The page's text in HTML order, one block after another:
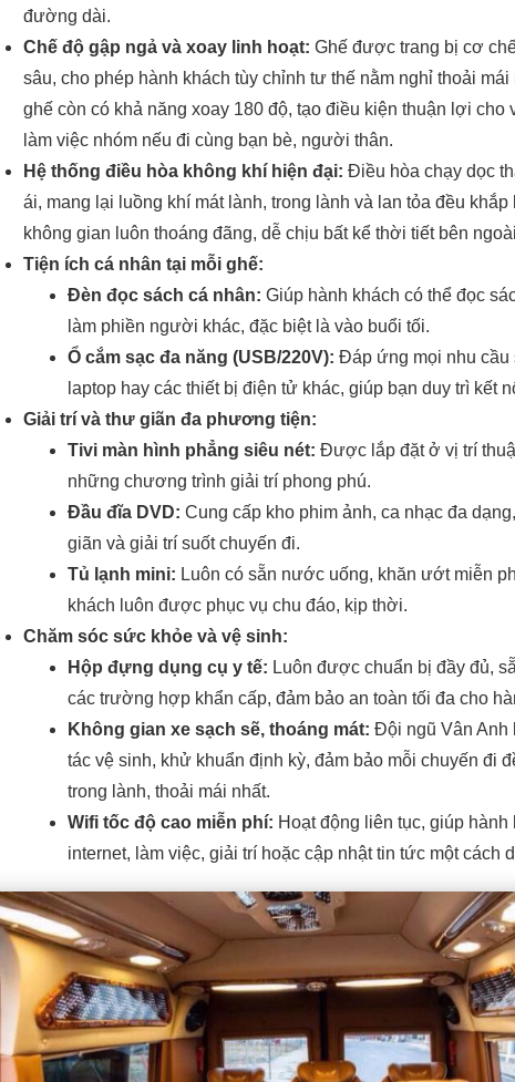
đường dài.
Chế độ gập ngả và xoay linh hoạt: Ghế được trang bị cơ
sâu, cho phép hành khách tùy chỉnh tư thế nằm nghỉ thoải
ghế còn có khả năng xoay 180 độ, tạo điều kiện thuận lợi cho
làm việc nhóm nếu đi cùng bạn bè, người thân.
Hệ thống điều hòa không khí hiện đại: Điều hòa chạy dọc
ái, mang lại luồng khí mát lành, trong lành và lan tỏa đều khắp
không gian luôn thoáng đãng, dễ chịu bất kể thời tiết bên
Tiện ích cá nhân tại mỗi ghế:
Đèn đọc sách cá nhân: Giúp hành khách có thể đọc
làm phiền người khác, đặc biệt là vào buổi tối.
Ổ cắm sạc đa năng (USB/220V): Đáp ứng mọi nhu cầu
laptop hay các thiết bị điện tử khác, giúp bạn duy trì kết
Giải trí và thư giãn đa phương tiện:
Tivi màn hình phẳng siêu nét: Được lắp đặt ở vị trí
những chương trình giải trí phong phú.
Đầu đĩa DVD: Cung cấp kho phim ảnh, ca nhạc đa
giãn và giải trí suốt chuyến đi.
Tủ lạnh mini: Luôn có sẵn nước uống, khăn ướt miễn
khách luôn được phục vụ chu đáo, kịp thời.
Chăm sóc sức khỏe và vệ sinh:
Hộp đựng dụng cụ y tế: Luôn được chuẩn bị đầy đủ,
các trường hợp khẩn cấp, đảm bảo an toàn tối đa cho
Không gian xe sạch sẽ, thoáng mát: Đội ngũ Vân Anh
tác vệ sinh, khử khuẩn định kỳ, đảm bảo mỗi chuyến đi
trong lành, thoải mái nhất.
Wifi tốc độ cao miễn phí: Hoạt động liên tục, giúp hành
internet, làm việc, giải trí hoặc cập nhật tin tức một cách